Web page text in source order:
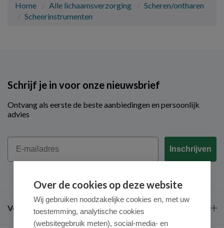
Home Alle lichaamsverzorging
Scheren/ontharen
Scheerinstrumenten
Schrijf je in voor onze nieuwsbrief
Ontvang als eerste de beste aanbiedingen en persoonlijk
advies
Email
Inschrijven
Veel gestelde vragen
Over de cookies op deze website
Wij gebruiken noodzakelijke cookies en, met uw
toestemming, analytische cookies
(websitegebruik meten), social-media- en